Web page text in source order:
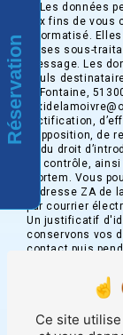
** Les données
aux fins de
informatisé.
et ses sous-
message. Les
seuls
la Fontaine,
rectification,
d’opposition,
et du droit
de contrôle,
mortem. Vous
l'adresse ZA de
par courrier
Un justificatif
conservons vos
contact puis
probatoires et
de vous inscrire
téléphonique,
Consultez le
Réservation
Ce site